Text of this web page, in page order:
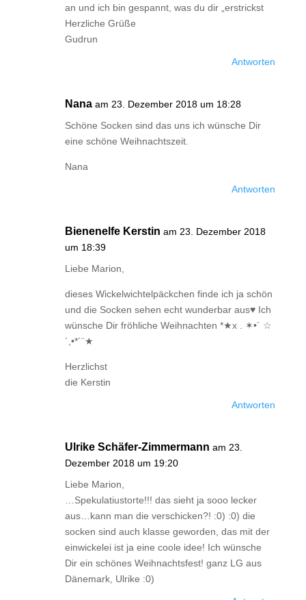
an und ich bin gespannt, was du dir „erstrickst
Herzliche Grüße
Gudrun
Antworten
Nana am 23. Dezember 2018 um 18:28
Schöne Socken sind das uns ich wünsche Dir
eine schöne Weihnachtszeit.
Nana
Antworten
Bienenelfe Kerstin am 23. Dezember 2018
um 18:39
Liebe Marion,
dieses Wickelwichtelpäckchen finde ich ja schön
und die Socken sehen echt wunderbar aus♥ Ich
wünsche Dir fröhliche Weihnachten *★x . ✶•´ ☆
´,•*´¨★
Herzlichst
die Kerstin
Antworten
Ulrike Schäfer-Zimmermann am 23.
Dezember 2018 um 19:20
Liebe Marion,
…Spekulatiustorte!!! das sieht ja sooo lecker
aus…kann man die verschicken?! :0) :0) die
socken sind auch klasse geworden, das mit der
einwickelei ist ja eine coole idee! Ich wünsche
Dir ein schönes Weihnachtsfest! ganz LG aus
Dänemark, Ulrike :0)